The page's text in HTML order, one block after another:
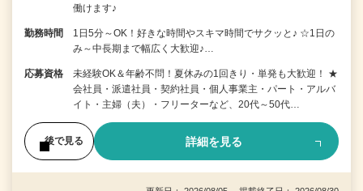
働けます♪
勤務時間
1日5分～OK！好きな時間やスキマ時間でサクッと♪ ☆1日の
み～中長期まで幅広く大歓迎♪…
応募資格
未経験OK＆年齢不問！夏休みの1回きり・単発も大歓迎！ ★
会社員・派遣社員・契約社員・個人事業主・パート・アルバ
イト・主婦（夫）・フリーターなど、20代～50代…
後で見る 詳細を見る